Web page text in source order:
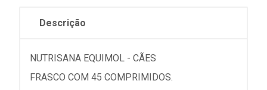
Descrição
NUTRISANA EQUIMOL - CÃES
FRASCO COM 45 COMPRIMIDOS.